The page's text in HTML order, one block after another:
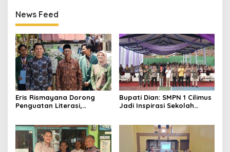
News Feed
Eris Rismayana Dorong
Penguatan Literasi,
Sagaranten
Bupati Dian: SMPN 1 Cilimus
Jadi Inspirasi Sekolah